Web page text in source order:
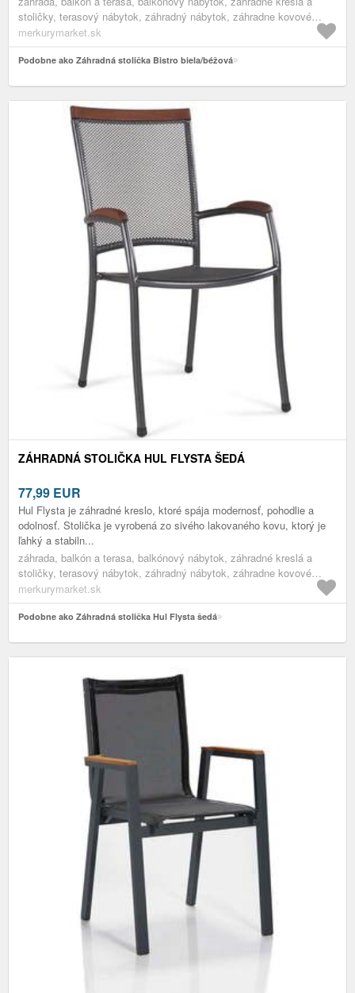
stoličky, terasový nábytok, záhradný nábytok, záhradne kovové
kreslá, nábytok
merkurymarket.sk
Podobne ako Záhradná stolička Bistro biela/béžová
ZÁHRADNÁ STOLIČKA HUL FLYSTA ŠEDÁ
77,99 EUR
Hul Flysta je záhradné kreslo, ktoré spája modernosť, pohodlie a
odolnosť. Stolička je vyrobená zo sivého lakovaného kovu, ktorý je
ľahký a stabiln...
záhrada, balkón a terasa, balkónový nábytok, záhradné kreslá a
stoličky, terasový nábytok, záhradný nábytok, záhradne kovové
kreslá, nábytok
merkurymarket.sk
Podobne ako Záhradná stolička Hul Flysta šedá